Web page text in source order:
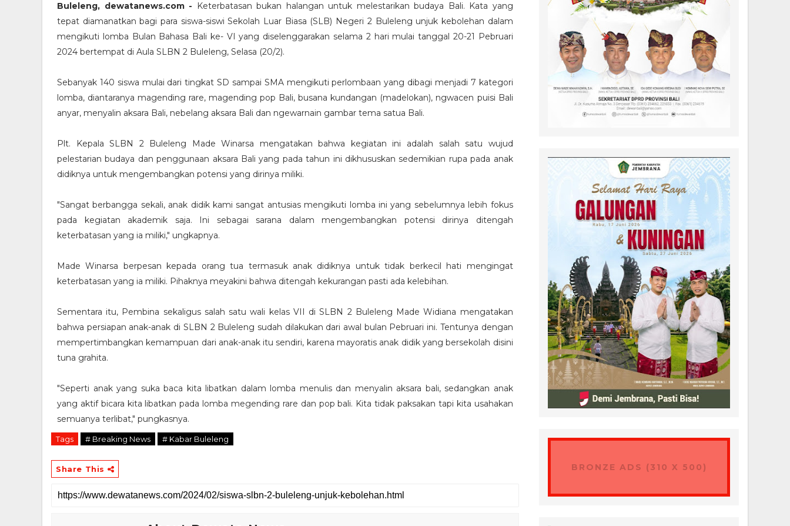
Buleleng, dewatanews.com -
Keterbatasan bukan halangan untuk melestarikan budaya Bali. Kata yang
tepat diamanatkan bagi para siswa-siswi Sekolah Luar Biasa (SLB) Negeri 2 Buleleng unjuk kebolehan dalam
mengikuti lomba Bulan Bahasa Bali ke- VI yang diselenggarakan selama 2 hari mulai tanggal 20-21 Pebruari
2024 bertempat di Aula SLBN 2 Buleleng, Selasa (20/2).
Sebanyak 140 siswa mulai dari tingkat SD sampai SMA mengikuti perlombaan yang dibagi menjadi 7 kategori
lomba, diantaranya magending rare, magending pop Bali, busana kundangan (madelokan), ngwacen puisi Bali
anyar, menyalin aksara Bali, nebelang aksara Bali dan ngewarnain gambar tema satua Bali.
Plt. Kepala SLBN 2 Buleleng Made Winarsa mengatakan bahwa kegiatan ini adalah salah satu wujud
pelestarian budaya dan penggunaan aksara Bali yang pada tahun ini dikhususkan sedemikian rupa pada anak
didiknya untuk mengembangkan potensi yang dirinya miliki.
"Sangat berbangga sekali, anak didik kami sangat antusias mengikuti lomba ini yang sebelumnya lebih fokus
pada kegiatan akademik saja. Ini sebagai sarana dalam mengembangkan potensi dirinya ditengah
keterbatasan yang ia miliki," ungkapnya.
Made Winarsa berpesan kepada orang tua termasuk anak didiknya untuk tidak berkecil hati mengingat
keterbatasan yang ia miliki. Pihaknya meyakini bahwa ditengah kekurangan pasti ada kelebihan.
Sementara itu, Pembina sekaligus salah satu wali kelas VII di SLBN 2 Buleleng Made Widiana mengatakan
bahwa persiapan anak-anak di SLBN 2 Buleleng sudah dilakukan dari awal bulan Pebruari ini. Tentunya dengan
mempertimbangkan kemampuan dari anak-anak itu sendiri, karena mayoratis anak didik yang bersekolah disini
tuna grahita.
"Seperti anak yang suka baca kita libatkan dalam lomba menulis dan menyalin aksara bali, sedangkan anak
yang aktif bicara kita libatkan pada lomba megending rare dan pop bali. Kita tidak paksakan tapi kita usahakan
semuanya terlibat," pungkasnya.
Tags # Breaking News # Kabar Buleleng
Share This BRONZE ADS (310 X 500)